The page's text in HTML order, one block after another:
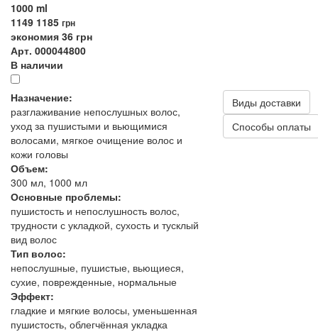
1000 ml
1149 1185 грн
экономия 36 грн
Арт. 000044800
В наличии
Назначение:
разглаживание непослушных волос,
уход за пушистыми и вьющимися
волосами, мягкое очищение волос и
кожи головы
Объем:
300 мл, 1000 мл
Основные проблемы:
пушистость и непослушность волос,
трудности с укладкой, сухость и тусклый
вид волос
Тип волос:
непослушные, пушистые, вьющиеся,
сухие, поврежденные, нормальные
Эффект:
гладкие и мягкие волосы, уменьшенная
пушистость, облегчённая укладка
Виды доставки
Способы оплаты